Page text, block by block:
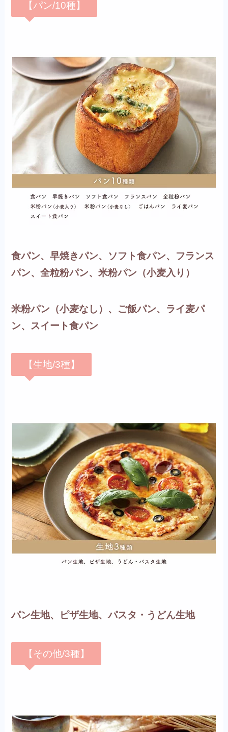
【パン/10種】
食パン、早焼きパン、ソフト食パン、フランス
パン、全粒粉パン、米粉パン（小麦入り）
米粉パン（小麦なし）、ご飯パン、ライ麦パ
ン、スイート食パン
【生地/3種】
パン生地、ピザ生地、パスタ・うどん生地
【その他/3種】